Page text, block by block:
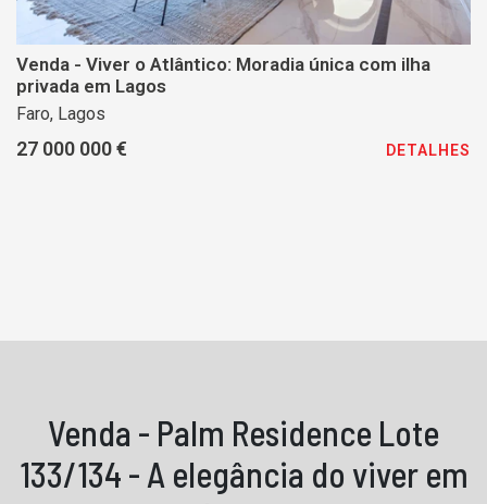
Venda - Viver o Atlântico: Moradia única com ilha
privada em Lagos
Faro, Lagos
27 000 000 € DETALHES
Venda - Palm Residence Lote
133/134 - A elegância do viver em